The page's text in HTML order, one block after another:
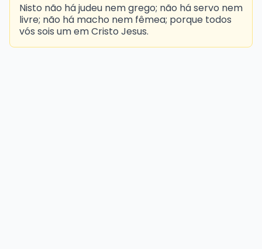
Nisto não há judeu nem grego; não há servo nem
livre; não há macho nem fêmea; porque todos
vós sois um em Cristo Jesus.